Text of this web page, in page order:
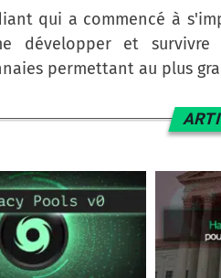
qui a commencé à
développer et
permettant au plus